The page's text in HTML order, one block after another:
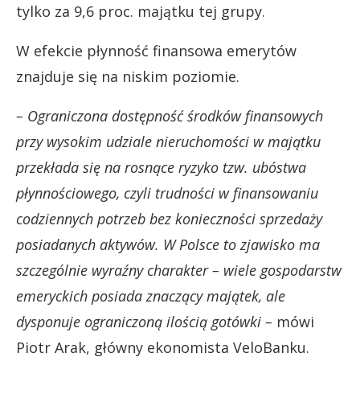
tylko za 9,6 proc. majątku tej grupy.
W efekcie płynność finansowa emerytów
znajduje się na niskim poziomie.
– Ograniczona dostępność środków finansowych
przy wysokim udziale nieruchomości w majątku
przekłada się na rosnące ryzyko tzw. ubóstwa
płynnościowego, czyli trudności w finansowaniu
codziennych potrzeb bez konieczności sprzedaży
posiadanych aktywów. W Polsce to zjawisko ma
szczególnie wyraźny charakter – wiele gospodarstw
emeryckich posiada znaczący majątek, ale
dysponuje ograniczoną ilością gotówki – mówi
Piotr Arak, główny ekonomista VeloBanku.